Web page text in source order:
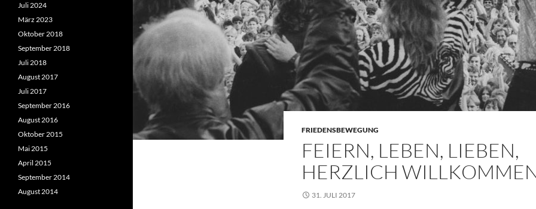
FRIEDENSBEWEGUNG
FEIERN, LEBEN, LIEBEN,
HERZLICH
31. JULI 2017
Juli 2024
März 2023
Oktober 2018
September 2018
Juli 2018
August 2017
Juli 2017
September 2016
August 2016
Oktober 2015
Mai 2015
April 2015
September 2014
August 2014